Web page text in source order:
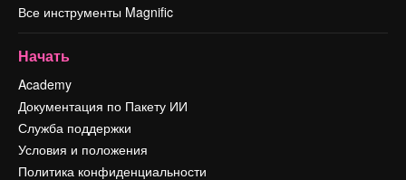
Все инструменты Magnific
Начать
Academy
Документация по Пакету ИИ
Служба поддержки
Условия и положения
Политика конфиденциальности